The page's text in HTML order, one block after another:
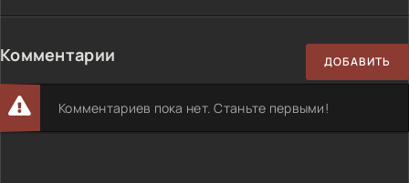
45 QISM
46 QISM
47 QISM
48 QISM
Комментарии ДОБАВИТЬ
Комментариев пока нет. Станьте первыми!